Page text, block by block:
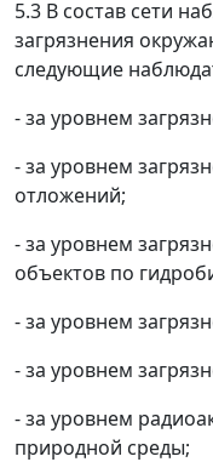
5.3 В состав сети
загрязнения
следующие
- за уровнем
- за уровнем
отложений;
- за уровнем
объектов по
- за уровнем
- за уровнем
- за уровнем
природной среды;